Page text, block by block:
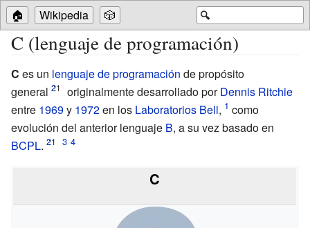
🔍
🏠 Wikipedia 🎲
C (lenguaje de programación)
C es un lenguaje de programación de propósito
general :1 originalmente desarrollado porDennis Ritchie
entre 1969y 1972en los Laboratorios Bell,
como
evolución del anterior lenguaje B, a su vez basado en
BCPL. :1
C